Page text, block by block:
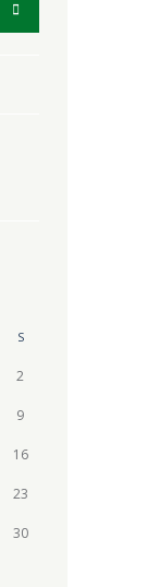
S
2
9
16
23
30